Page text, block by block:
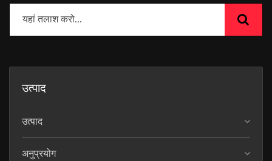
उत्पाद
उत्पाद
अनुप्रयोग